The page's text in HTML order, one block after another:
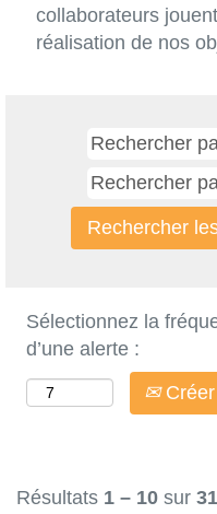
collaborateurs
réalisation de nos
Sélectionnez la
d’une alerte :
Créer
Résultats 1 – 10 sur 31